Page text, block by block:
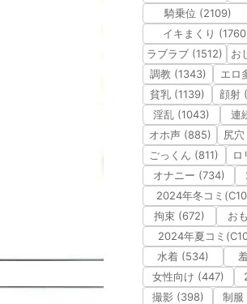
騎乗位 (2109)
イキまくり
ラブラブ (1512)
お
調教 (1343)
エロ
貧乳 (1139)
顔射
淫乱 (1043)
連
オホ声 (885)
尻
ごっくん (811)
ロ
オナニー (734)
2024年冬コミ
拘束 (672)
お
2024年夏コミ
水着 (534)
女性向け (447)
撮影 (398)
制